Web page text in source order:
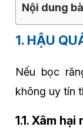
Nội dung
1. HẬU
Nếu bọc
không uy tín
1.1. Xâm